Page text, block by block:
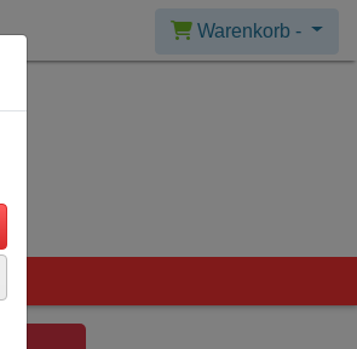
Warenkorb -